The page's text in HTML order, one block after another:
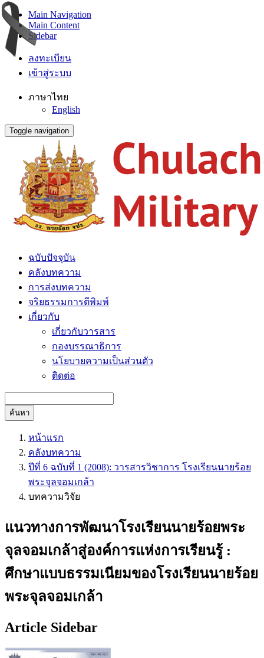
Main Navigation
Main Content
Sidebar
ลงทะเบียน
เข้าสู่ระบบ
ภาษาไทย
English
Toggle navigation
ฉบับปัจจุบัน
คลังบทความ
การส่งบทความ
จริยธรรมการตีพิมพ์
เกี่ยวกับ
เกี่ยวกับวารสาร
กองบรรณาธิการ
นโยบายความเป็นส่วนตัว
ติดต่อ
ค้นหา
หน้าแรก
คลังบทความ
ปีที่ 6 ฉบับที่ 1 (2008): วารสารวิชาการ โรงเรียนนายร้อย
พระจุลจอมเกล้า
บทความวิจัย
แนวทางการพัฒนาโรงเรียนนายร้อยพระ
จุลจอมเกล้าสู่องค์การแห่งการเรียนรู้ :
ศึกษาแบบธรรมเนียมของโรงเรียนนายร้อย
พระจุลจอมเกล้า
Article Sidebar